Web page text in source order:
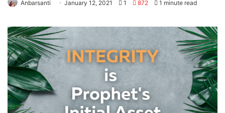
Anbarsanti January 12, 2021 1 872 1 minute read